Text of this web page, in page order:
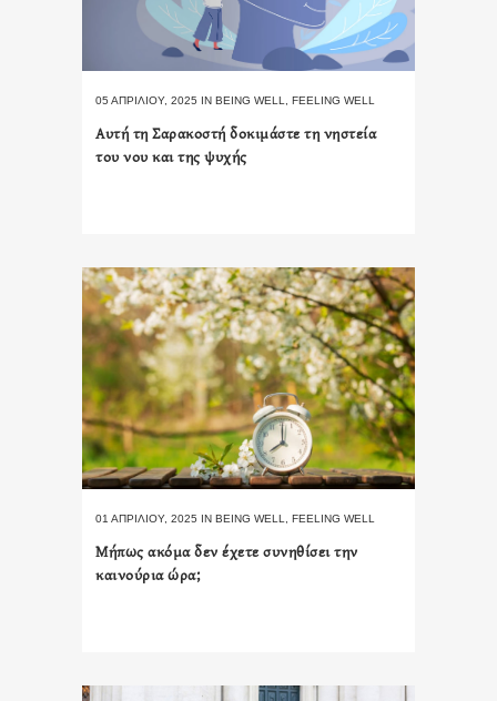
05 ΑΠΡΙΛΊΟΥ, 2025 IN BEING WELL FEELING WELL
Αυτή τη Σαρακοστή δοκιμάστε τη νηστεία
του νου και της ψυχής
01 ΑΠΡΙΛΊΟΥ, 2025 IN BEING WELL FEELING WELL
Μήπως ακόμα δεν έχετε συνηθίσει την
καινούρια ώρα;